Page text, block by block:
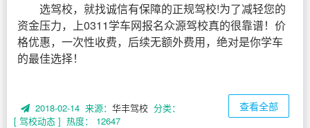
选驾校，就找诚信有保障的正规驾校!为了减轻您的
资金压力，上0311学车网报名众源驾校真的很靠谱！价
格优惠，一次性收费，后续无额外费用，绝对是你学车
的最佳选择！
2018-02-14 来源：华丰驾校 分类：
[ 驾校动态 ] 热度： 12647
查看全部